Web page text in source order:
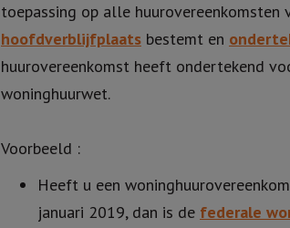
toepassing op alle
hoofdverblijfplaats bestemt en
huurovereenkomst heeft ondertekend
woninghuurwet.
Voorbeeld :
Heeft u een
januari 2019, dan is de federale